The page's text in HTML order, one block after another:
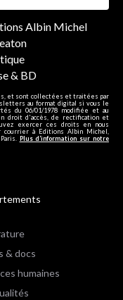
Albin Michel
& BD
et sont collectées et traitées par
au format digital si vous le
du 06/01/1978 modifiée et au
droit d'accès, de rectification et
exercer ces droits en nous
courrier à Editions Albin Michel,
Plus d’information sur notre
& docs
humaines